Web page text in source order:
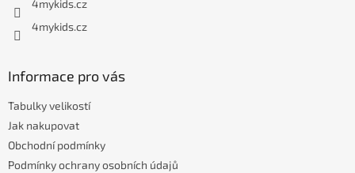
4mykids.cz
4mykids.cz
Informace pro vás
Tabulky velikostí
Jak nakupovat
Obchodní podmínky
Podmínky ochrany osobních údajů